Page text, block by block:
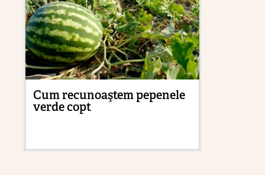
Cum recunoaştem pepenele
verde copt